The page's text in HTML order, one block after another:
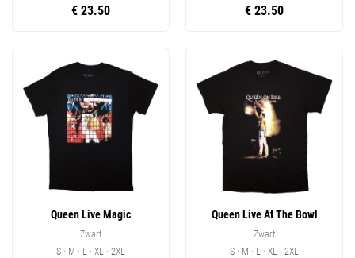
€ 23.50 € 23.50
Queen Live Magic
Zwart
S · M · L · XL · 2XL
Queen Live At The Bowl
Zwart
S · M · L · XL · 2XL